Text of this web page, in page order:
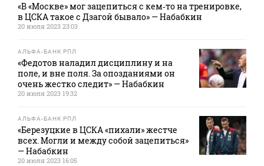
«В «Москве» мог зацепиться с кем‑то на тренировке,
в ЦСКА такое с Дзагой бывало» — Набабкин
20 июля 2023 23:03
АЛЬФА-БАНК РПЛ
«Федотов наладил дисциплину и на
поле, и вне поля. За опозданиями он
очень жестко следит» — Набабкин
20 июля 2023 19:32
АЛЬФА-БАНК РПЛ
«Березуцкие в ЦСКА «пихали» жестче
всех. Могли и между собой зацепиться»
— Набабкин
20 июля 2023 16:05